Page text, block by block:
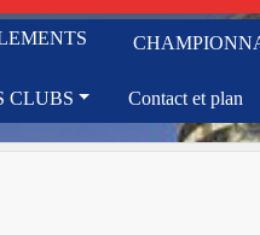
CLUBS Contact et plan